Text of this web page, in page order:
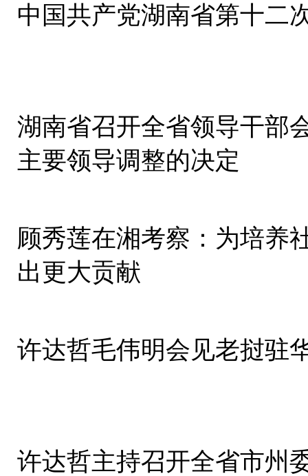
中国共产党湖南省第十二
湖南省召开全省领导干部
主要领导调整的决定
顾秀莲在湘考察：为培养
出更大贡献
许达哲毛伟明会见老挝驻
许达哲主持召开全省市州